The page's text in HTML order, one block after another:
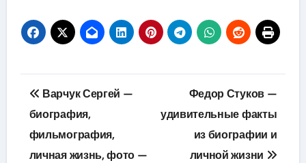
Навигация
по
записям
Варчук Сергей —
биография,
фильмография,
личная жизнь, фото —
Федор Стуков —
удивительные факты
из биографии и
личной жизни